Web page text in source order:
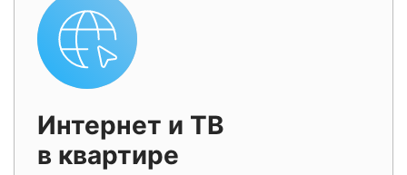
Интернет и ТВ
в квартире